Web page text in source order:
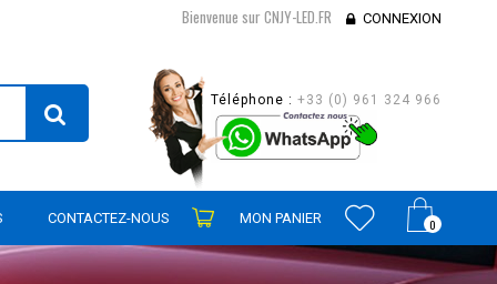
Bienvenue sur CNJY-LED.FR CONNEXION
Téléphone : +33 (0) 961 324 966
0
CONTACTEZ-NOUS MON PANIER